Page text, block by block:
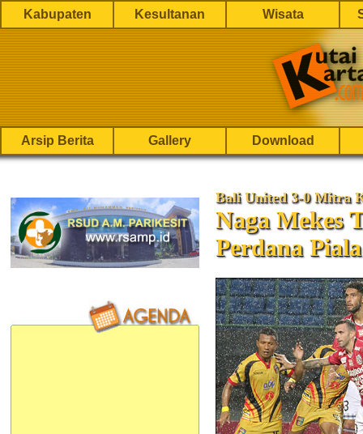
Kabupaten Kesultanan Wisata
Arsip Berita Gallery Download
Bali United 3-0 Mitra
Naga Mekes
Perdana